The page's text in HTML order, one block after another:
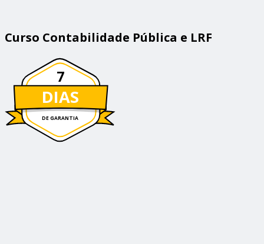
Curso Contabilidade Pública e LRF
7
DIAS
DE GARANTIA